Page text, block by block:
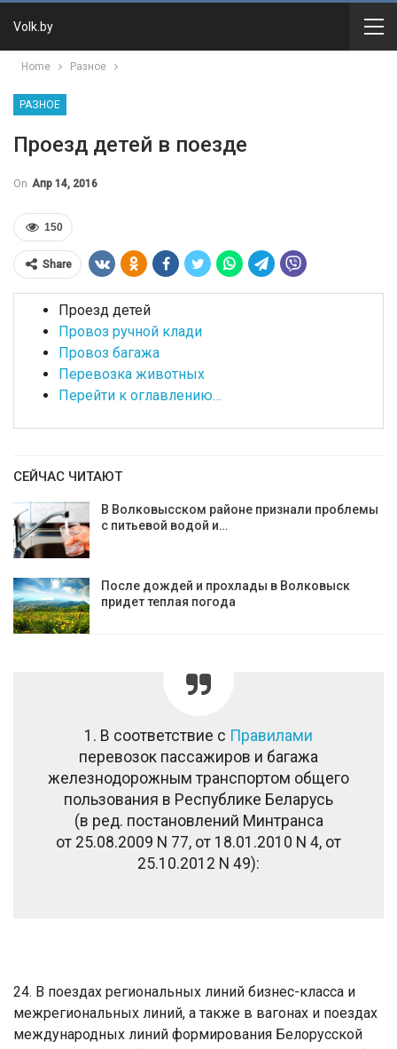
Volk.by
Home Разное
РАЗНОЕ
Проезд детей в поезде
On Апр 14, 2016
150
Share
Проезд детей
Провоз ручной клади
Провоз багажа
Перевозка животных
Перейти к оглавлению…
СЕЙЧАС ЧИТАЮТ
В Волковысском районе признали проблемы
с питьевой водой и…
После дождей и прохлады в Волковыск
придет теплая погода
1. В соответствие с Правилами
перевозок пассажиров и багажа
железнодорожным транспортом общего
пользования в Республике Беларусь
(в ред. постановлений Минтранса
от 25.08.2009 N 77, от 18.01.2010 N 4, от
25.10.2012 N 49):
24. В поездах региональных линий бизнес-класса и
межрегиональных линий, а также в вагонах и поездах
международных линий формирования Белорусской